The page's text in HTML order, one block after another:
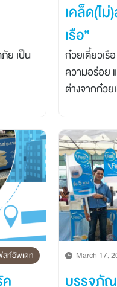
ย เป็น
เคล็ด(ไ
เรือ”
ก๋วยเตี๋ยวเรื
ความอร่อย
ต่างจากก๋ว
สท์อัพเดท March 17,
บรรจุภั